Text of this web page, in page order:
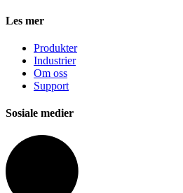
Les mer
Produkter
Industrier
Om oss
Support
Sosiale medier